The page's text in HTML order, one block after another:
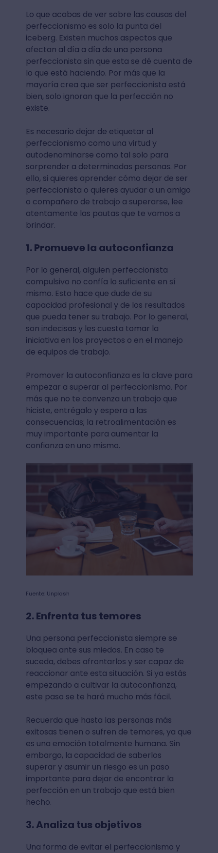
Lo que acabas de ver sobre las causas del
perfeccionismo es solo la punta del
iceberg. Existen muchos aspectos que
afectan al día a día de una persona
perfeccionista sin que esta se dé cuenta de
lo que está haciendo. Por más que la
mayoría crea que ser perfeccionista está
bien, solo ignoran que la perfección no
existe.
Es necesario dejar de etiquetar al
perfeccionismo como una virtud y
autodenominarse como tal solo para
sorprender a determinadas personas. Por
ello, si quieres aprender cómo dejar de ser
perfeccionista o quieres ayudar a un amigo
o compañero de trabajo a superarse, lee
atentamente las pautas que te vamos a
brindar.
1. Promueve la autoconfianza
Por lo general, alguien perfeccionista
compulsivo no confía lo suficiente en sí
mismo. Esto hace que dude de su
capacidad profesional y de los resultados
que pueda tener su trabajo. Por lo general,
son indecisas y les cuesta tomar la
iniciativa en los proyectos o en el manejo
de equipos de trabajo.
Promover la autoconfianza es la clave para
empezar a superar al perfeccionismo. Por
más que no te convenza un trabajo que
hiciste, entrégalo y espera a las
consecuencias; la retroalimentación es
muy importante para aumentar la
confianza en uno mismo.
Fuente: Unplash
2. Enfrenta tus temores
Una persona perfeccionista siempre se
bloquea ante sus miedos. En caso te
suceda, debes afrontarlos y ser capaz de
reaccionar ante esta situación. Si ya estás
empezando a cultivar la autoconfianza,
este paso se te hará mucho más fácil.
Recuerda que hasta las personas más
exitosas tienen o sufren de temores, ya que
es una emoción totalmente humana. Sin
embargo, la capacidad de saberlos
superar y asumir un riesgo es un paso
importante para dejar de encontrar la
perfección en un trabajo que está bien
hecho.
3. Analiza tus objetivos
Una forma de evitar el perfeccionismo y